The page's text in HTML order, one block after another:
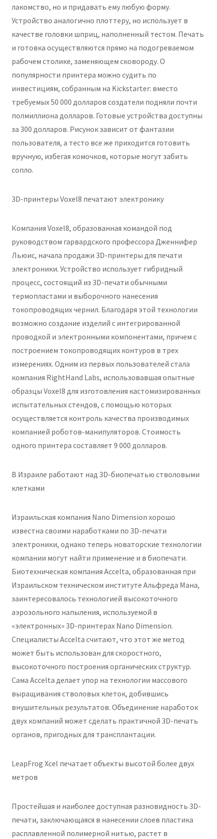
лакомство, но и придавать ему любую форму.
Устройство аналогично плоттеру, но использует в
качестве головки шприц, наполненный тестом. Печать
и готовка осуществляются прямо на подогреваемом
рабочем столике, заменяющем сковороду. О
популярности принтера можно судить по
инвестициям, собранным на Kickstarter: вместо
требуемых 50 000 долларов создатели подняли почти
полмиллиона долларов. Готовые устройства доступны
за 300 долларов. Рисунок зависит от фантазии
пользователя, а тесто все же приходится готовить
вручную, избегая комочков, которые могут забить
сопло.
3D-принтеры Voxel8 печатают электронику
Компания Voxel8, образованная командой под
руководством гарвардского профессора Дженнифер
Льюис, начала продажи 3D-принтеры для печати
электроники. Устройство использует гибридный
процесс, состоящий из 3D-печати обычными
термопластами и выборочного нанесения
токопроводящих чернил. Благодаря этой технологии
возможно создание изделий с интегрированной
проводкой и электронными компонентами, причем с
построением токопроводящих контуров в трех
измерениях. Одним из первых пользователей стала
компания RightHand Labs, использовавшая опытные
образцы Voxel8 для изготовления кастомизированных
испытательных стендов, с помощью которых
осуществляется контроль качества производимых
компанией роботов-манипуляторов. Стоимость
одного принтера составляет 9 000 долларов.
В Израиле работают над 3D-биопечатью стволовыми
клетками
Израильская компания Nano Dimension хорошо
известна своими наработками по 3D-печати
электроники, однако теперь новаторские технологии
компании могут найти применение и в биопечати.
Биотехническая компания Accelta, образованная при
Израильском техническом институте Альфреда Мана,
заинтересовалось технологией высокоточного
аэрозольного напыления, используемой в
«электронных» 3D-принтерах Nano Dimension.
Специалисты Accelta считают, что этот же метод
может быть использован для скоростного,
высокоточного построения органических структур.
Сама Accelta делает упор на технологии массового
выращивания стволовых клеток, добившись
внушительных результатов. Объединение наработок
двух компаний может сделать практичной 3D-печать
органов, пригодных для трансплантации.
LeapFrog Xcel печатает объекты высотой более двух
метров
Простейшая и наиболее доступная разновидность 3D-
печати, заключающаяся в нанесении слоев пластика
расплавленной полимерной нитью, растет в